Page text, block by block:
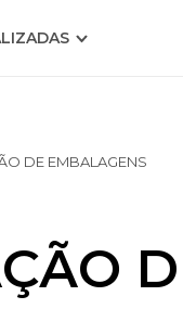
DE EMBALAGENS